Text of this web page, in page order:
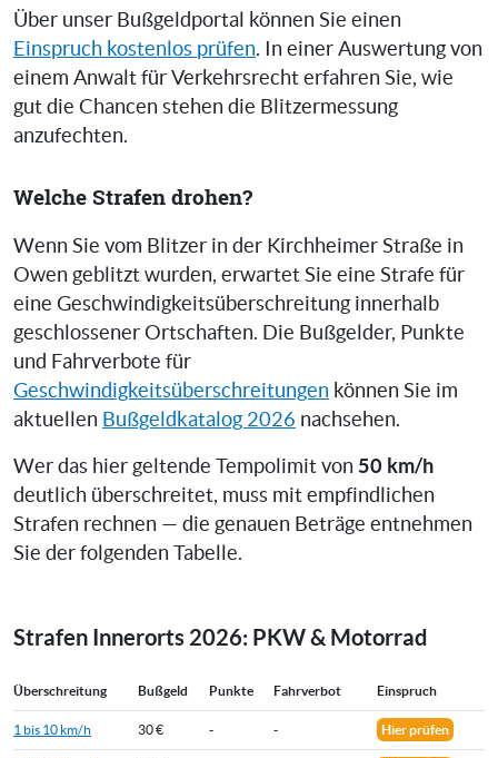
Über unser Bußgeldportal können Sie einen
Einspruch kostenlos prüfen. In einer Auswertung von
einem Anwalt für Verkehrsrecht erfahren Sie, wie
gut die Chancen stehen die Blitzermessung
anzufechten.
Welche Strafen drohen?
Wenn Sie vom Blitzer in der Kirchheimer Straße in
Owen geblitzt wurden, erwartet Sie eine Strafe für
eine Geschwindigkeitsüberschreitung innerhalb
geschlossener Ortschaften. Die Bußgelder, Punkte
und Fahrverbote für
Geschwindigkeitsüberschreitungen können Sie im
aktuellen Bußgeldkatalog 2026 nachsehen.
Wer das hier geltende Tempolimit von 50 km/h
deutlich überschreitet, muss mit empfindlichen
Strafen rechnen — die genauen Beträge entnehmen
Sie der folgenden Tabelle.
Strafen Innerorts 2026: PKW & Motorrad
Überschreitung Bußgeld Punkte Fahrverbot Einspruch
1 bis 10 km/h 30 € - - Hier prüfen